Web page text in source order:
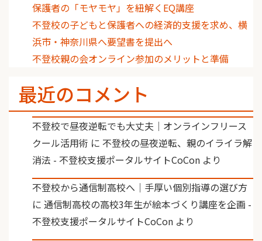
保護者の「モヤモヤ」を紐解くEQ講座
不登校の子どもと保護者への経済的支援を求め、横
浜市・神奈川県へ要望書を提出へ
不登校親の会オンライン参加のメリットと準備
最近のコメント
不登校で昼夜逆転でも大丈夫｜オンラインフリース
クール活用術 に 不登校の昼夜逆転、親のイライラ解
消法 - 不登校支援ポータルサイトCoCon より
不登校から通信制高校へ｜手厚い個別指導の選び方
に 通信制高校の高校3年生が絵本づくり講座を企画 -
不登校支援ポータルサイトCoCon より